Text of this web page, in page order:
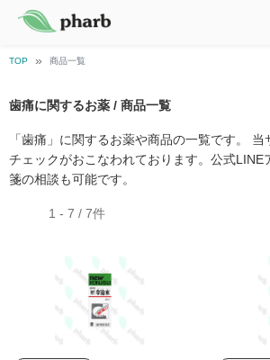
TOP 商品一覧
歯痛に関するお薬 / 商品一覧
1 - 7 / 7件
「歯痛」に関するお薬や商品の一覧です。
チェックがおこなわれております。公式LINE
箋の相談も可能です。